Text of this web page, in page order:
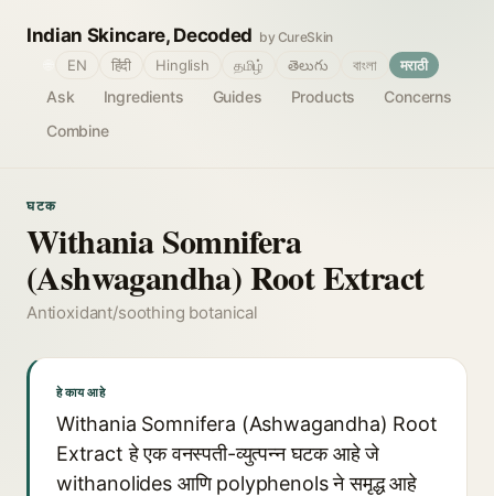
Indian Skincare, Decoded by CureSkin
Ask Ingredients Guides Products
Concerns
Combine
EN हिंदी Hinglish தமிழ் తెలుగు বাংলা मराठी
घटक
Withania Somnifera
(Ashwagandha) Root Extract
Antioxidant/soothing botanical
हे काय आहे
Withania Somnifera (Ashwagandha) Root
Extract हे एक वनस्पती-व्युत्पन्न घटक आहे जे
withanolides आणि polyphenols ने समृद्ध आहे